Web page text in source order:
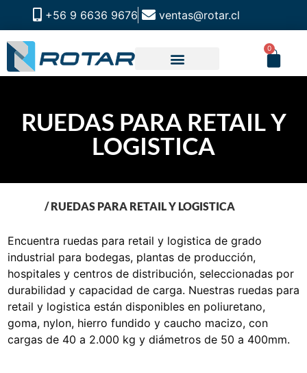
+56 9 6636 9676 ventas@rotar.cl
0
RUEDAS PARA RETAIL Y
LOGISTICA
/ RUEDAS PARA RETAIL Y LOGISTICA
Encuentra ruedas para retail y logistica de grado
industrial para bodegas, plantas de producción,
hospitales y centros de distribución, seleccionadas por
durabilidad y capacidad de carga. Nuestras ruedas para
retail y logistica están disponibles en poliuretano,
goma, nylon, hierro fundido y caucho macizo, con
cargas de 40 a 2.000 kg y diámetros de 50 a 400mm.